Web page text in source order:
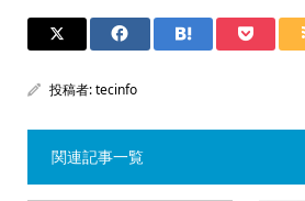
投稿者:tecinfo
関連記事一覧